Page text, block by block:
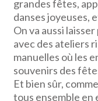
grandes fêtes,
danses joyeuses,
On va aussi
avec des ateliers
manuelles où les
souvenirs des
Et bien sûr,
tous ensemble en